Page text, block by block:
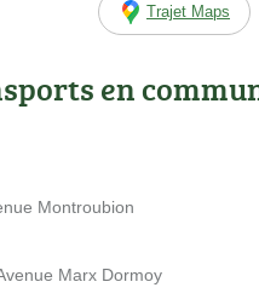
Trajet Maps
en
Montroubion
Marx Dormoy